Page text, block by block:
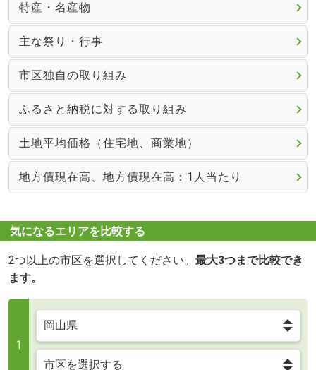
特産・名産物
主な祭り・行事
市区独自の取り組み
ふるさと納税に対する取り組み
土地平均価格（住宅地、商業地）
地方債現在高、地方債現在高：1人当たり
気になるエリアを比較する
2つ以上の市区を選択してください。 最大3つまで比較でき
ます。
1